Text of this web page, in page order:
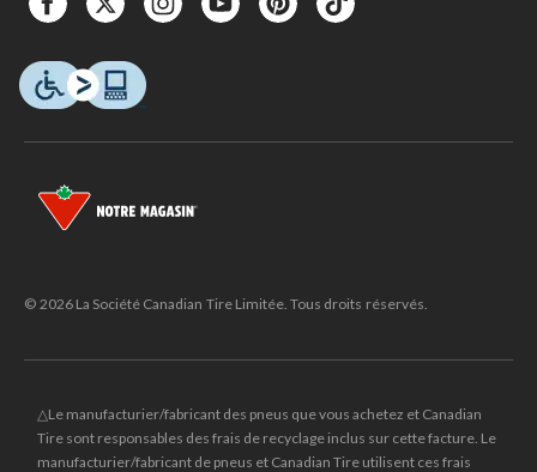
© 2026 La Société Canadian Tire Limitée. Tous droits réservés.
△Le manufacturier/fabricant des pneus que vous achetez et Canadian
Tire sont responsables des frais de recyclage inclus sur cette facture. Le
manufacturier/fabricant de pneus et Canadian Tire utilisent ces frais